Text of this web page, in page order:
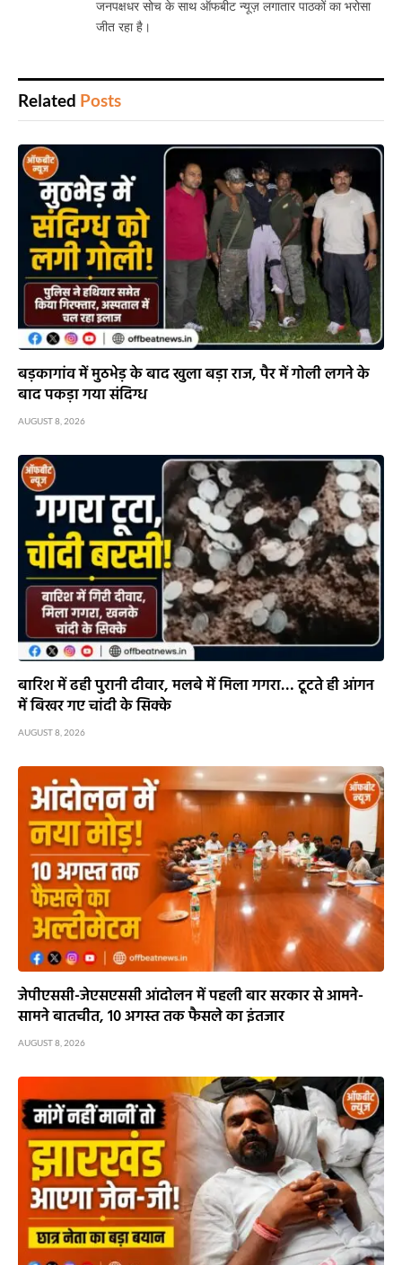
जनपक्षधर सोच के साथ ऑफबीट न्यूज़ लगातार पाठकों का भरोसा
जीत रहा है।
Related Posts
बड़कागांव में मुठभेड़ के बाद खुला बड़ा राज, पैर में गोली लगने के
बाद पकड़ा गया संदिग्ध
AUGUST 8, 2026
बारिश में ढही पुरानी दीवार, मलबे में मिला गगरा… टूटते ही आंगन
में बिखर गए चांदी के सिक्के
AUGUST 8, 2026
जेपीएससी-जेएसएससी आंदोलन में पहली बार सरकार से आमने-
सामने बातचीत, 10 अगस्त तक फैसले का इंतजार
AUGUST 8, 2026